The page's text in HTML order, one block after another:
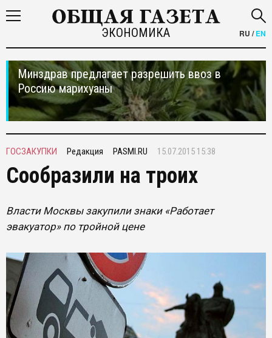
ЭКОНОМИКА RU /EN
Минздрав предлагает разрешить ввоз в
Россию марихуаны
ГОСЗАКУПКИ Редакция PASMI.RU 15.07.2015 15:38
Сообразили на троих
Власти Москвы закупили знаки «Работает
эвакуатор» по тройной цене